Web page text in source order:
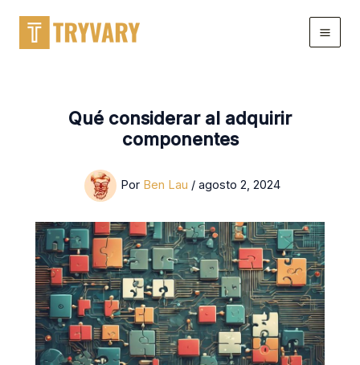
contenido
Qué considerar al adquirir
componentes
Por Ben Lau / agosto 2, 2024